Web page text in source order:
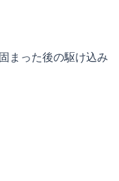
まった後の駆け込み